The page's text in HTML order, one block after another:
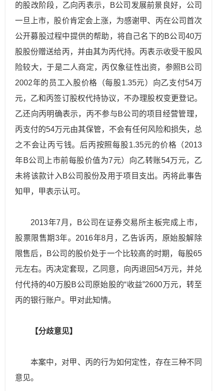
的股改阶段，乙向丙表示，B公司发展前景良好，公司
一旦上市，股价肯定会上涨，为感谢甲、丙在公司首次
公开募股过程中提供的帮助，将自己名下的B公司40万
股股份赠送给丙，并由其为丙代持。丙表示收受干股风
险较大，于是二人商定，丙仅象征性出资，参照B公司
2002年的员工入股价格（每股1.35元）向乙支付54万
元，乙和丙签订股权代持协议，不办理股权变更登记。
乙还向丙明确表示，丙不参与B公司的项目经营管理，
丙支付的54万元由其保管，不会有任何风险和损失，总
之不会让丙亏钱。后丙按照每股1.35元的价格（2013
年B公司上市前每股价值为7元）向乙转账54万元，乙
未将该款计入B公司股份及用于项目支出。丙将此事告
知甲，甲表示认可。
2013年7月，B公司在证券交易所主板完成上市，
股票限售期3年。2016年8月，乙告诉丙，原始股解除
限售后，B公司的股价处于一个比较高的时期，每股65
元左右。丙决定套现，乙同意，向丙退回54万元，并兑
付代持的40万股B公司原始股的“收益”2600万元，转至
丙的银行账户。甲对此知情。
【分歧意见】
本案中，对甲、丙的行为如何定性，存在三种不同
意见。